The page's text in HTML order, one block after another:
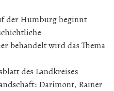
der Humburg beginnt
behandelt wird das Thema
des Landkreises
Darimont, Rainer